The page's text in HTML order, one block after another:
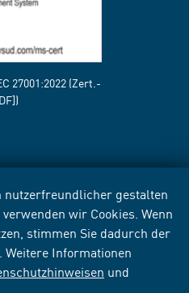
nutzerfreundlicher gestalten
wir Cookies. Wenn
stimmen Sie dadurch der
Weitere Informationen
und
27001:2022 (Zert.-